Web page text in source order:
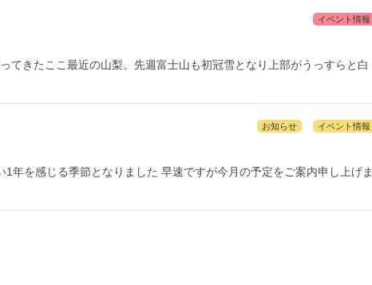
イベント情報
てきたここ最近の山梨。先週富士山も初冠雪となり上部がうっすらと白
お知らせ イベント情報
年を感じる季節となりました 早速ですが今月の予定をご案内申し上げま